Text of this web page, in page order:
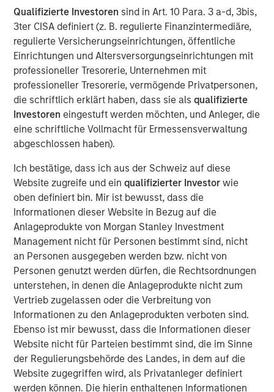
Qualifizierte Investoren sind in Art. 10 Para. 3 a-d, 3bis,
3ter CISA definiert (z. B. regulierte Finanzintermediäre,
regulierte Versicherungseinrichtungen, öffentliche
Einrichtungen und Altersversorgungseinrichtungen mit
professioneller Tresorerie, Unternehmen mit
professioneller Tresorerie, vermögende Privatpersonen,
die schriftlich erklärt haben, dass sie alsqualifizierte
Investoren eingestuft werden möchten, und Anleger, die
eine schriftliche Vollmacht für Ermessensverwaltung
abgeschlossen haben).
Ich bestätige, dass ich aus der Schweiz auf diese
Website zugreife und ein qualifizierter Investor wie
oben definiert bin. Mir ist bewusst, dass die
Informationen dieser Website in Bezug auf die
Anlageprodukte von Morgan Stanley Investment
Management nicht für Personen bestimmt sind, nicht
an Personen ausgegeben werden bzw. nicht von
Personen genutzt werden dürfen, die Rechtsordnungen
unterstehen, in denen die Anlageprodukte nicht zum
Vertrieb zugelassen oder die Verbreitung von
Informationen zu den Anlageprodukten verboten sind.
Ebenso ist mir bewusst, dass die Informationen dieser
Website nicht für Parteien bestimmt sind, die im Sinne
der Regulierungsbehörde des Landes, in dem auf die
Website zugegriffen wird, als Privatanleger definiert
werden können. Die hierin enthaltenen Informationen
Reproductive Technology ("ART") services such as In-Vitro
Fertilization ("IVF") and Intracytoplasmic Sperm Injection
(ICSI") procedures. The Company currently operates four
clinics across three provinces in Thailand, and
administers approximately 1,800 treatment cycles
annually, successfully assisting over 4,000 couples since
inception. The Company also operates a wholly-owned
subsidiary offering comprehensive and complementary
laboratory capabilities including egg freezing, storage,
and pre-implantation genetic screening services.
The demand for assisted reproduction services is
expected to accelerate as the prevalence of infertility
spreads across the globe due to drivers such as rising
age of first birth, obesity rates, and stress levels, coupled
with other demographic trends such as the rise in
healthcare spending and supportive governmental
policies promoting childbirth. Thailand's reputation as a
medical tourism destination offering world-class quality
services and facilities has set the country up well to
capture this wave of growth. SAFE currently treats
patients from over 15 countries and expects its
international clientele to grow, especially from the
neighboring countries of Cambodia, Laos, Myanmar, and
Vietnam.
The Company will be opening its fifth branch later this